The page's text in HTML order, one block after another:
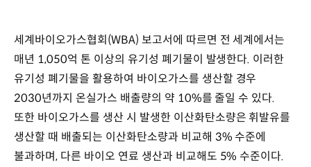
세계바이오가스협회(WBA) 보고서에 따르면 전 세계에서는
매년 1,050억 톤 이상의 유기성 폐기물이 발생한다. 이러한
유기성 폐기물을 활용하여 바이오가스를 생산할 경우
2030년까지 온실가스 배출량의 약 10%를 줄일 수 있다.
또한 바이오가스를 생산 시 발생한 이산화탄소량은 휘발유를
생산할 때 배출되는 이산화탄소량과 비교해 3% 수준에
불과하며, 다른 바이오 연료 생산과 비교해도 5% 수준이다.